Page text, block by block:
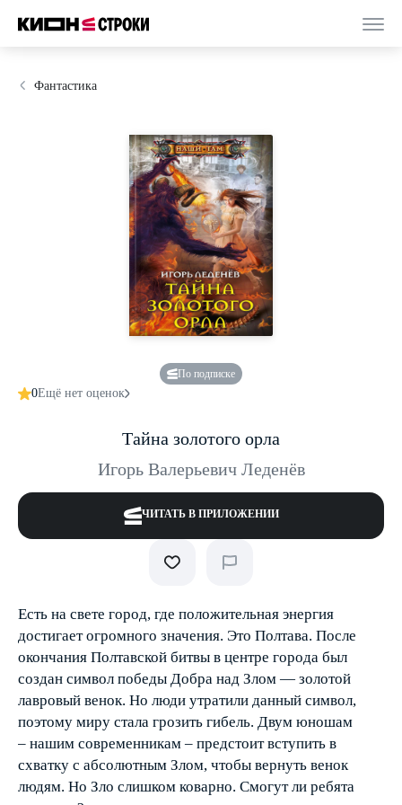
Фантастика
По подписке
0Ещё нет оценок
Тайна золотого орла
Игорь Валерьевич Леденёв
ЧИТАТЬ В ПРИЛОЖЕНИИ
Есть на свете город, где положительная энергия
достигает огромного значения. Это Полтава. После
окончания Полтавской битвы в центре города был
создан символ победы Добра над Злом — золотой
лавровый венок. Но люди утратили данный символ,
поэтому миру стала грозить гибель. Двум юношам
– нашим современникам – предстоит вступить в
схватку с абсолютным Злом, чтобы вернуть венок
людям. Но Зло слишком коварно. Смогут ли ребята